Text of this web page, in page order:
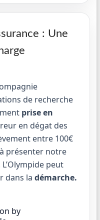
: Une
de recherche
prise en
en dégat des
entre 100€
à présenter notre
peut
dans la démarche.